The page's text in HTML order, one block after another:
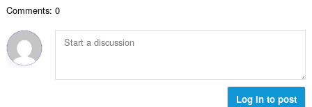
सं
ख्या
Comments: 0
Log in to post